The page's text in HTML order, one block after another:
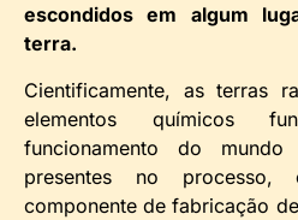
escondidos em algum
terra.
Cientificamente, as terras
elementos químicos
funcionamento do
presentes no processo,
componente de fabricação